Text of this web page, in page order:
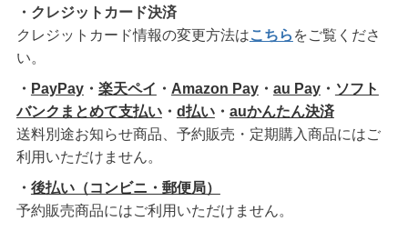
・クレジットカード決済
クレジットカード情報の変更方法はこちら をご覧くださ
い。
・ PayPay・ 楽天ペイ ・ Amazon Pay・ au Pay・ ソフト
バンクまとめて支払い・ d払い・ auかんたん決済
送料別途お知らせ商品、予約販売・定期購入商品にはご
利用いただけません。
・ 後払い（コンビニ・郵便局）
予約販売商品にはご利用いただけません。